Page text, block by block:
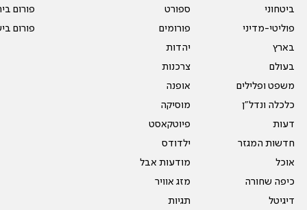
ביטחוני
פוליטי-מדיני
בארץ
בעולם
משפט ופלילים
כלכלה ונדל"ן
דעות
חדשות המגזר
אוכל
כיפה שחורה
דיגיטל
ספורט
פורומים
יהדות
צרכנות
אופנה
מוסיקה
פיוטקאסט
ילדודס
מודעות אבל
מזג אוויר
תגיות
פורום
פורום